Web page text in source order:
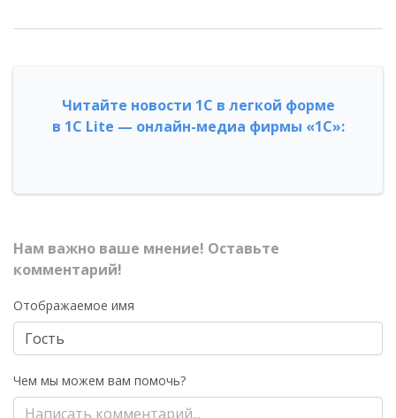
Читайте новости 1С в легкой форме
в 1С Lite — онлайн-медиа фирмы «1С»:
Нам важно ваше мнение! Оставьте
комментарий!
Отображаемое имя
Чем мы можем вам помочь?